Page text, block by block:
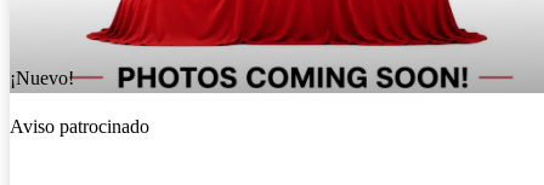
¡Nuevo!
Aviso patrocinado